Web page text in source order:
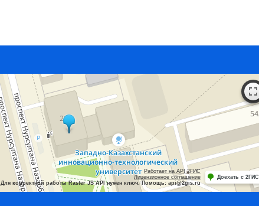
Работает на API 2ГИС
Лицензионное соглашение
Для корректной работы Raster JS API нужен ключ. Помощь: api@2gis.ru
Доехать с 2ГИС